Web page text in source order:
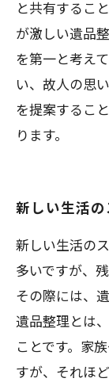
と共有するこ
が激しい遺品
を第一と考え
い、故人の思
を提案するこ
ります。
新しい生活の
新しい生活の
多いですが、
その際には、
遺品整理とは
ことです。家
すが、それほ